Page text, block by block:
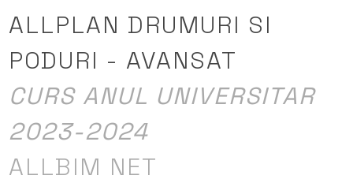
ALLPLAN DRUMURI SI
PODURI - AVANSAT
CURS ANUL UNIVERSITAR
2023-2024
ALLBIM NET